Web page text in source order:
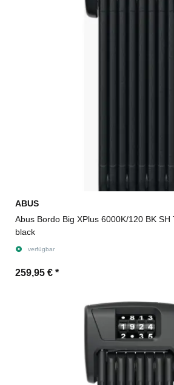
ABUS
Abus Bordo Big XPlus 6000K/120 BK SH
black
verfügbar
259,95 € *